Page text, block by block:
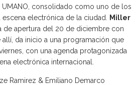
consolidado como uno de los
electrónica de la ciudad.
Miller
de apertura del 20 de diciembre con
allí, da inicio a una programación que
con una agenda protagonizada
electrónica internacional.
Ramirez & Emiliano Demarco